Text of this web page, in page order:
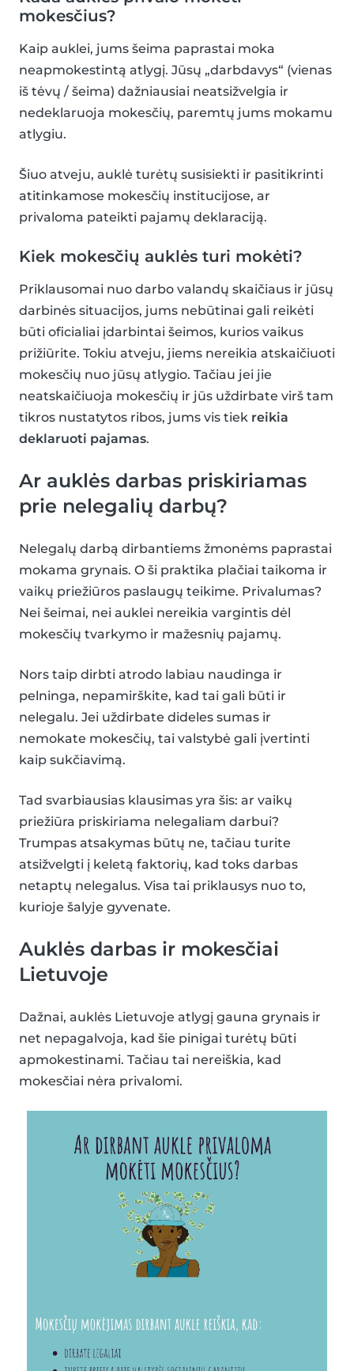
mokesčius?
Kaip auklei, jums šeima paprastai moka
neapmokestintą atlygį. Jūsų „darbdavys“ (vienas
iš tėvų / šeima) dažniausiai neatsižvelgia ir
nedeklaruoja mokesčių, paremtų jums mokamu
atlygiu.
Šiuo atveju, auklė turėtų susisiekti ir pasitikrinti
atitinkamose mokesčių institucijose, ar
privaloma pateikti pajamų deklaraciją.
Kiek mokesčių auklės turi mokėti?
Priklausomai nuo darbo valandų skaičiaus ir jūsų
darbinės situacijos, jums nebūtinai gali reikėti
būti oficialiai įdarbintai šeimos, kurios vaikus
prižiūrite. Tokiu atveju, jiems nereikia atskaičiuoti
mokesčių nuo jūsų atlygio. Tačiau jei jie
neatskaičiuoja mokesčių ir jūs uždirbate virš tam
tikros nustatytos ribos, jums vis tiek reikia
deklaruoti pajamas.
Ar auklės darbas priskiriamas
prie nelegalių darbų?
Nelegalų darbą dirbantiems žmonėms paprastai
mokama grynais. O ši praktika plačiai taikoma ir
vaikų priežiūros paslaugų teikime. Privalumas?
Nei šeimai, nei auklei nereikia vargintis dėl
mokesčių tvarkymo ir mažesnių pajamų.
Nors taip dirbti atrodo labiau naudinga ir
pelninga, nepamirškite, kad tai gali būti ir
nelegalu. Jei uždirbate dideles sumas ir
nemokate mokesčių, tai valstybė gali įvertinti
kaip sukčiavimą.
Tad svarbiausias klausimas yra šis: ar vaikų
priežiūra priskiriama nelegaliam darbui?
Trumpas atsakymas būtų ne, tačiau turite
atsižvelgti į keletą faktorių, kad toks darbas
netaptų nelegalus. Visa tai priklausys nuo to,
kurioje šalyje gyvenate.
Auklės darbas ir mokesčiai
Lietuvoje
Dažnai, auklės Lietuvoje atlygį gauna grynais ir
net nepagalvoja, kad šie pinigai turėtų būti
apmokestinami. Tačiau tai nereiškia, kad
mokesčiai nėra privalomi.